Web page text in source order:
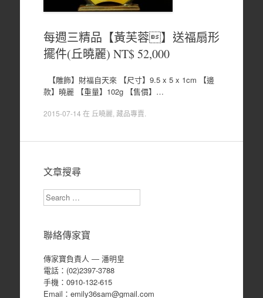
每週三精品【黃芙蓉】送福扇形
擺件(丘曉麗) NT$ 52,000
【雕飾】財福自天來 【尺寸】9.5 x 5 x 1cm 【邊
款】曉麗 【重量】102g 【售價】…
2015-07-14 在 丘曉麗 藏品專賣
文章搜尋
Search
聯絡傳家寶
傳家寶負責人 ― 潘明皇
電話：(02)2397-3788
手機：0910-132-615
Email：emily36sam@gmail.com